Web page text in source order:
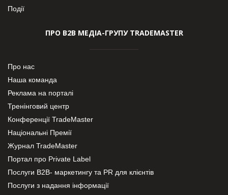
Події
ПРО В2В МЕДІА-ГРУПУ TRADEMASTER
Про нас
Наша команда
Реклама на порталі
Тренінговий центр
Конференції TradeMaster
Національні Премії
Журнал TradeMaster
Портал про Private Label
Послуги В2В- маркетингу та PR для клієнтів
Послуги з надання інформації